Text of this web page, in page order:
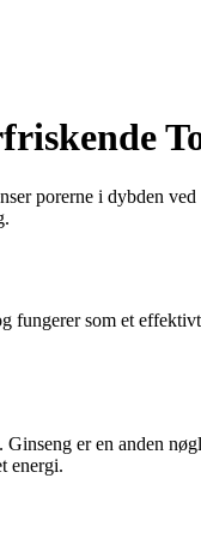
porerne i dybden
som et
er en anden
energi.